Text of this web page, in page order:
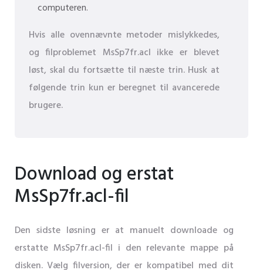
computeren.
Hvis alle ovennævnte metoder mislykkedes,
og filproblemet MsSp7fr.acl ikke er blevet
løst, skal du fortsætte til næste trin. Husk at
følgende trin kun er beregnet til avancerede
brugere.
Download og erstat
MsSp7fr.acl-fil
Den sidste løsning er at manuelt downloade og
erstatte MsSp7fr.acl-fil i den relevante mappe på
disken. Vælg filversion, der er kompatibel med dit